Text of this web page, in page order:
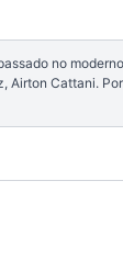
no
Cattani.